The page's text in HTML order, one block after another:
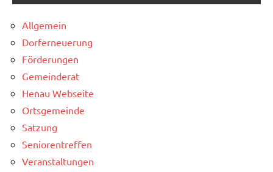
Allgemein
Dorferneuerung
Förderungen
Gemeinderat
Henau Webseite
Ortsgemeinde
Satzung
Seniorentreffen
Veranstaltungen